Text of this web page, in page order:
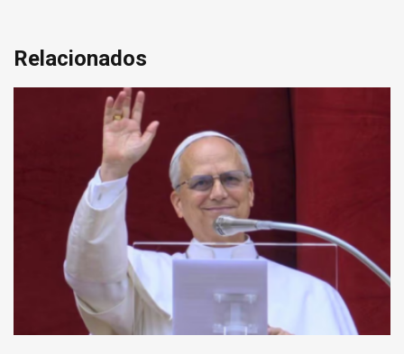
Relacionados